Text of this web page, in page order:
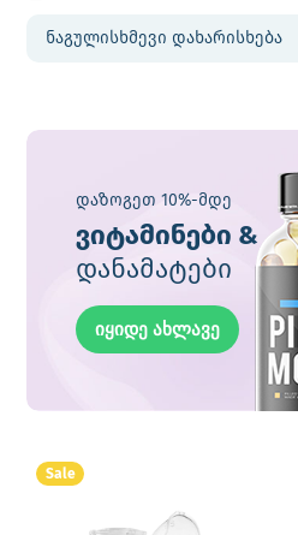
დაზოგეთ 10%-მდე
ვიტამინები &
დანამატები
იყიდე ახლავე
Sale